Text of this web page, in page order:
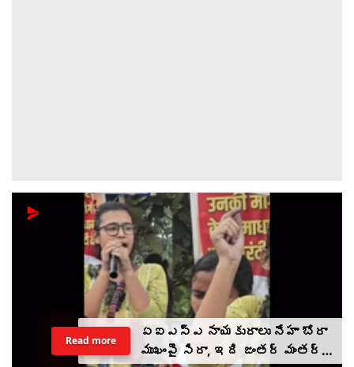
ఏఐఎస్ఎ నాయకురాలు నేహా బోరా
ముఖంపై సిరా, ఇది జంతర్ మంతర్
Read more